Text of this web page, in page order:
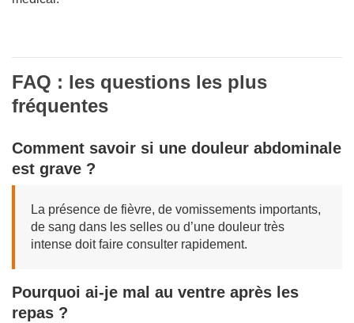
FAQ : les questions les plus
fréquentes
Comment savoir si une douleur abdominale
est grave ?
La présence de fièvre, de vomissements importants,
de sang dans les selles ou d’une douleur très
intense doit faire consulter rapidement.
Pourquoi ai-je mal au ventre après les
repas ?